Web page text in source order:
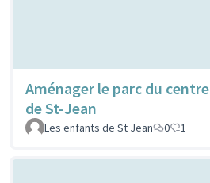
Aménager le parc du centre
de St-Jean
Les enfants de St Jean
0 1